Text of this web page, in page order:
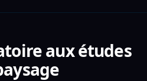
aux études